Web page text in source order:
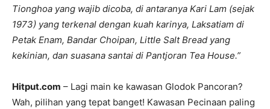
Tionghoa yang wajib dicoba, di antaranya Kari Lam (sejak
1973) yang terkenal dengan kuah karinya, Laksatiam di
Petak Enam, Bandar Choipan, Little Salt Bread yang
kekinian, dan suasana santai di Pantjoran Tea House.”
Hitput.com – Lagi main ke kawasan Glodok Pancoran?
Wah, pilihan yang tepat banget! Kawasan Pecinaan paling